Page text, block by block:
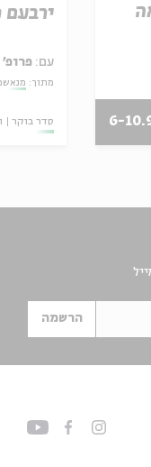
6-
ירבעם
עם: פרופ'
מתוך:
סדר בוקר
הרשמה